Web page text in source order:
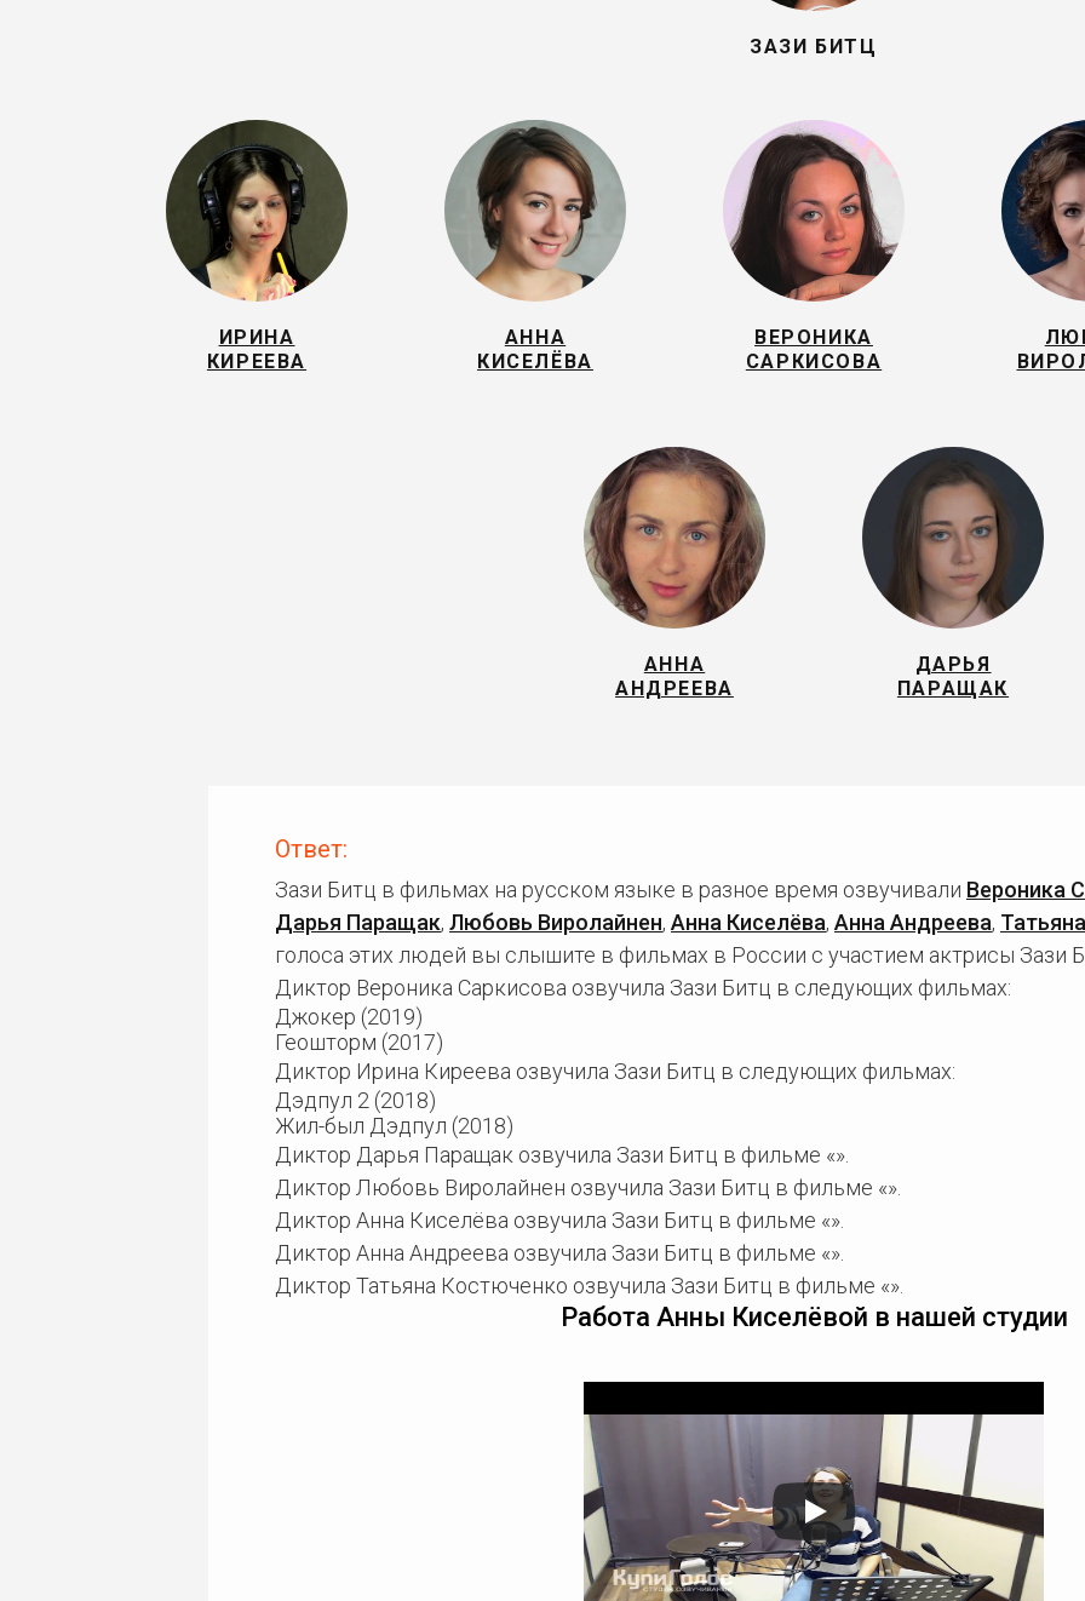
ЗАЗИ БИТЦ
ИРИНА
КИРЕЕВА
АННА
КИСЕЛЁВА
ВЕРОНИКА
САРКИСОВА
АННА
АНДРЕЕВА
ДАРЬЯ
ПАРАЩАК
Ответ:
Зази Битц в фильмах на русском языке в разное время озвучивали Вероника
Дарья Паращак, Любовь Виролайнен, Анна Киселёва, Анна Андреева,
голоса этих людей вы слышите в фильмах в России с участием актрисы Зази
Диктор Вероника Саркисова озвучила Зази Битц в следующих фильмах:
Джокер (2019)
Геошторм (2017)
Диктор Ирина Киреева озвучила Зази Битц в следующих фильмах:
Дэдпул 2 (2018)
Жил-был Дэдпул (2018)
Диктор Дарья Паращак озвучила Зази Битц в фильме «».
Диктор Любовь Виролайнен озвучила Зази Битц в фильме «».
Диктор Анна Киселёва озвучила Зази Битц в фильме «».
Диктор Анна Андреева озвучила Зази Битц в фильме «».
Диктор Татьяна Костюченко озвучила Зази Битц в фильме «».
Работа Анны Киселёвой в нашей студии